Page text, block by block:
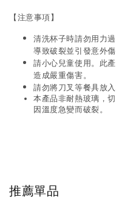
【注意事項】
清洗杯子時請勿用力
導致破裂並引發意外傷
請小心兒童使用。此
造成嚴重傷害。
請勿將刀叉等餐具放
本產品非耐熱玻璃，
因溫度急變而破裂。
推薦單品